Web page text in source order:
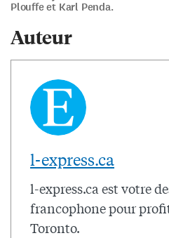
Plouffe et Karl Penda.
Auteur
l-express.ca
l-express.ca est votre
francophone pour
Toronto.